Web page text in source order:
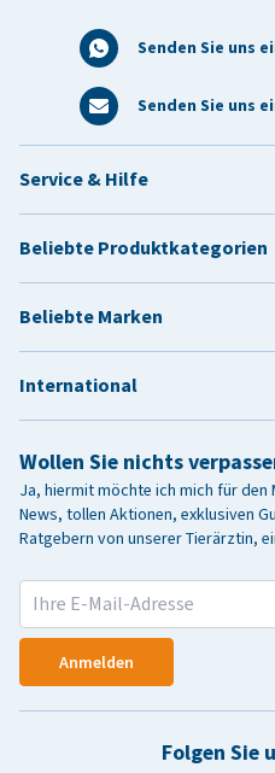
Senden Sie uns
Senden Sie uns
Wollen Sie nichts
Ja, hiermit möchte ich mich für
News, tollen Aktionen, exklusiven
Ratgebern von unserer Tierärztin,
Anmelden
Folgen Sie
Service & Hilfe
Beliebte Produktkategorien
Beliebte Marken
International